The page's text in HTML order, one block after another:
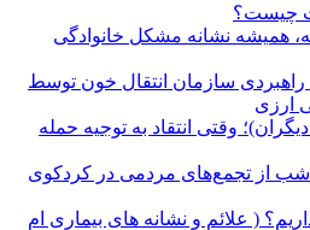
چیست؟
همیشه نشانه مشکل خانوادگی
سازمان انتقال خون توسط
ارزی
وقتی انتقاد به توجیه حمله
از تجمع‌های مردمی در کردکوی
( علائم و نشانه های بیماری ام